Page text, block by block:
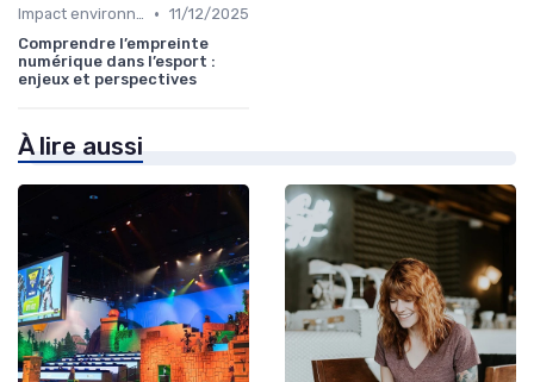
Impact environnemental • 11/12/2025
Comprendre l’empreinte
numérique dans l’esport :
enjeux et perspectives
À lire aussi